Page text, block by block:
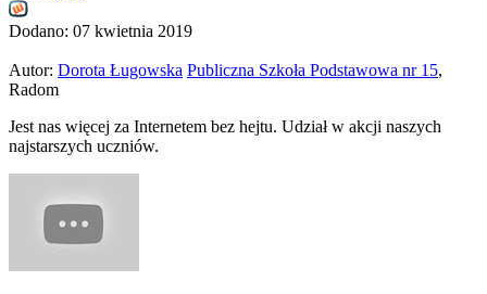
Dodano: 07 kwietnia 2019
Autor: Dorota Ługowska Publiczna Szkoła Podstawowa nr 15,
Radom
Jest nas więcej za Internetem bez hejtu. Udział w akcji naszych
najstarszych uczniów.